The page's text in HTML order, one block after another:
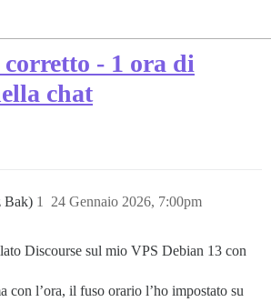
- 1 ora di
chat
Bak) 24 Gennaio 2026, 7:00pm
1
Discourse sul mio VPS Debian 13 con
con l’ora, il fuso orario l’ho impostato su